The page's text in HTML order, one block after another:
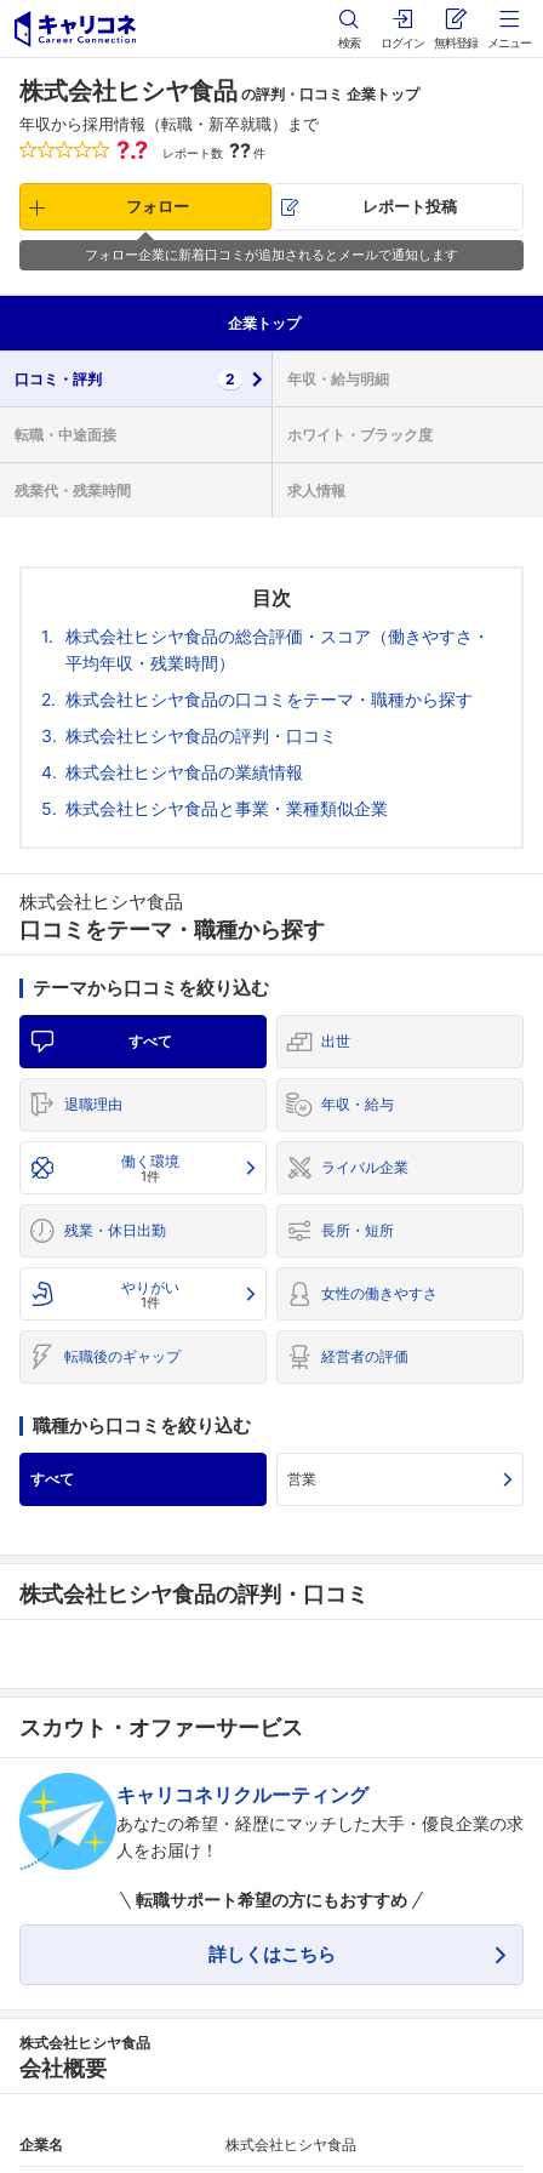
検索 ログイン 無料登録 メニュー
株式会社ヒシヤ食品 の評判・口コミ 企業トップ
年収から採用情報（転職・新卒就職）まで
?.? レポート数 ??件
フォロー レポート投稿
フォロー企業に新着口コミが追加されるとメールで通知します
企業 トップ
口コミ・ 評判 2 年収・ 給与明細
転職・ 中途面接 ホワイト・ ブラック度
残業代・ 残業時間 求人情報
目次
株式会社ヒシヤ食品の総合評価・スコア（働きやすさ・
平均年収・残業時間）
株式会社ヒシヤ食品の口コミをテーマ・職種から探す
株式会社ヒシヤ食品の評判・口コミ
株式会社ヒシヤ食品の業績情報
株式会社ヒシヤ食品と事業・業種類似企業
株式会社ヒシヤ食品
口コミをテーマ・職種から探す
テーマから口コミを絞り込む
すべて 出世
退職理由 年収・給与
働く環境
1件 ライバル企業
残業・休日出勤 長所・短所
やりがい
1件 女性の働きやすさ
転職後のギャップ 経営者の評価
職種から口コミを絞り込む
すべて 営業
株式会社ヒシヤ食品の評判・口コミ
スカウト・オファーサービス
キャリコネリクルーティング
あなたの希望・経歴にマッチした大手・優良企業の求
人をお届け！
転職サポート希望の方にもおすすめ
詳しくはこちら
株式会社ヒシヤ食品
会社概要
企業名 株式会社ヒシヤ食品